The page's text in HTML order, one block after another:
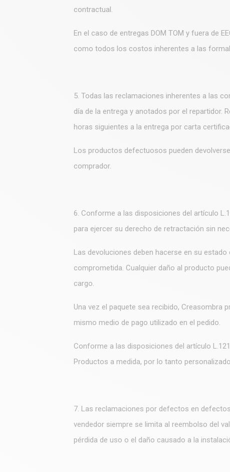
contractual.
En el caso de entregas DOM TOM y fuera de
como todos los costos inherentes a las
5. Todas las reclamaciones inherentes a las
día de la entrega y anotados por el repartidor.
horas siguientes a la entrega por carta
Los productos defectuosos pueden
comprador.
6. Conforme a las disposiciones del artículo
para ejercer su derecho de retractación sin
Las devoluciones deben hacerse en su
comprometida. Cualquier daño al producto
cargo.
Una vez el paquete sea recibido, Creasombra
mismo medio de pago utilizado en el pedido.
Conforme a las disposiciones del artículo
Productos a medida, por lo tanto
7. Las reclamaciones por defectos en
vendedor siempre se limita al reembolso del
pérdida de uso o el daño causado a la